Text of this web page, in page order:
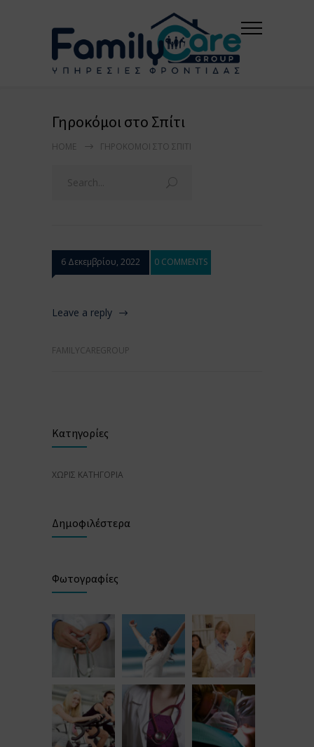
Γηροκόμοι στο Σπίτι
HOME ΓΗΡΟΚΌΜΟΙ ΣΤΟ ΣΠΊΤΙ
6 Δεκεμβρίου, 2022 0 COMMENTS
Leave a reply
FAMILYCAREGROUP
Κατηγορίες
ΧΩΡΊΣ ΚΑΤΗΓΟΡΊΑ
Δημοφιλέστερα
Φωτογραφίες